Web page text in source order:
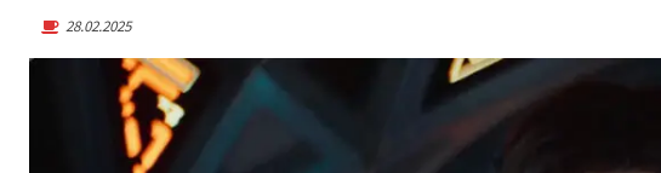
28.02.2025